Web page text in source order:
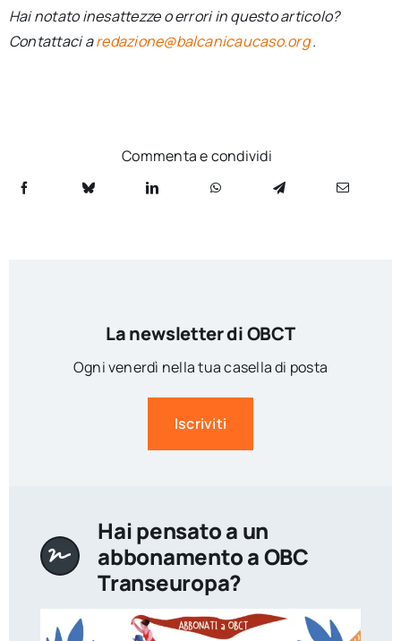
Hai notato inesattezze o errori in questo articolo?
Contattaci aredazione@balcanicaucaso.org.
Commenta e condividi
La newsletter di OBCT
Ogni venerdì nella tua casella di posta
Iscriviti
Hai pensato a un
abbonamento a OBC
Transeuropa?